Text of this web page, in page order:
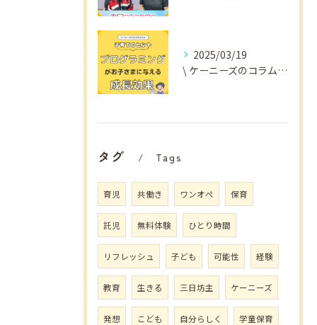
2025/03/19
\ ケーニーズのコラム📚/
タグ Tags
育児 共働き ワンオペ 保育
託児 無料体験 ひとり時間
リフレッシュ 子ども 可能性 経験
教育 生きる 三日坊主 ケーニーズ
発想 こども 自分らしく 学童保育